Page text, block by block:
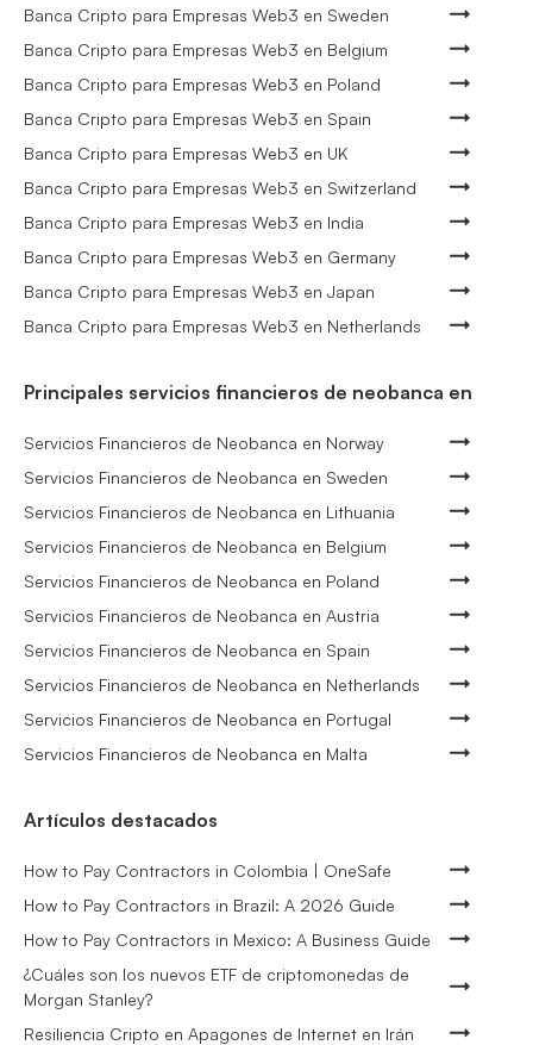
Banca Cripto para Empresas Web3 en Sweden
Banca Cripto para Empresas Web3 en Belgium
Banca Cripto para Empresas Web3 en Poland
Banca Cripto para Empresas Web3 en Spain
Banca Cripto para Empresas Web3 en UK
Banca Cripto para Empresas Web3 en Switzerland
Banca Cripto para Empresas Web3 en India
Banca Cripto para Empresas Web3 en Germany
Banca Cripto para Empresas Web3 en Japan
Banca Cripto para Empresas Web3 en Netherlands
Principales servicios financieros de neobanca en
Servicios Financieros de Neobanca en Norway
Servicios Financieros de Neobanca en Sweden
Servicios Financieros de Neobanca en Lithuania
Servicios Financieros de Neobanca en Belgium
Servicios Financieros de Neobanca en Poland
Servicios Financieros de Neobanca en Austria
Servicios Financieros de Neobanca en Spain
Servicios Financieros de Neobanca en Netherlands
Servicios Financieros de Neobanca en Portugal
Servicios Financieros de Neobanca en Malta
Artículos destacados
How to Pay Contractors in Colombia | OneSafe
How to Pay Contractors in Brazil: A 2026 Guide
How to Pay Contractors in Mexico: A Business Guide
¿Cuáles son los nuevos ETF de criptomonedas de
Morgan Stanley?
Resiliencia Cripto en Apagones de Internet en Irán